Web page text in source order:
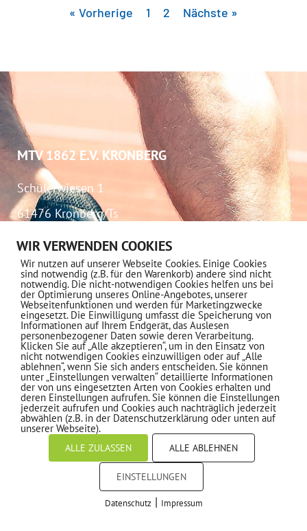
« Vorherige 1 2 Nächste »
MTV 1862 E.V. KRONBERG
Schülerwiesen 1
61476 Kronberg/Ts
06173-67283
info@mtv-kronberg.de
TELEFONISCHE ERREICHBARKEIT DER
GESCHÄFTSSTELLE (ALLGEMEINE
ANFRAGEN)
Mo: 10:15 – 15:30 Uhr
Di-Do: 09:00 – 12:00 Uhr
Fr: 10:15 – 14:30 Uhr
WIR VERWENDEN COOKIES
Wir nutzen auf unserer Webseite Cookies. Einige Cookies
sind notwendig (z.B. für den Warenkorb) andere sind nicht
notwendig. Die nicht-notwendigen Cookies helfen uns bei
der Optimierung unseres Online-Angebotes, unserer
Webseitenfunktionen und werden für Marketingzwecke
eingesetzt. Die Einwilligung umfasst die Speicherung von
Informationen auf Ihrem Endgerät, das Auslesen
personenbezogener Daten sowie deren Verarbeitung.
Klicken Sie auf „Alle akzeptieren“, um in den Einsatz von
nicht notwendigen Cookies einzuwilligen oder auf „Alle
ablehnen“, wenn Sie sich anders entscheiden. Sie können
unter „Einstellungen verwalten“ detaillierte Informationen
der von uns eingesetzten Arten von Cookies erhalten und
deren Einstellungen aufrufen. Sie können die Einstellungen
jederzeit aufrufen und Cookies auch nachträglich jederzeit
abwählen (z.B. in der Datenschutzerklärung oder unten auf
unserer Webseite).
ALLE ZULASSEN ALLE ABLEHNEN
EINSTELLUNGEN
Datenschutz| Impressum